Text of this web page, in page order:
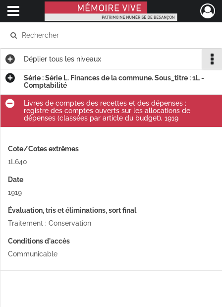
Mémoire Vive patrimoine numérisé de Besançon
Ouvrir le menu déroulant
Déplier tous les niveaux
Série : Série L. Finances de la commune. Sous_titre : 1L -
Comptabilité
Livres de comptes des recettes et des dépenses :
registre des comptes ouverts sur les allocations de
dépenses (classées par article du budget), 1919
Cote/Cotes extrêmes
1L640
Date
1919
Évaluation, tris et éliminations, sort final
Traitement : Conservation
Conditions d'accès
Communicable